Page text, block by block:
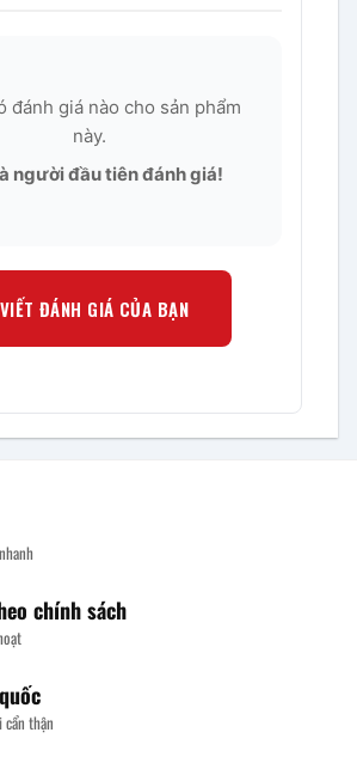
đánh giá nào cho sản phẩm
này.
người đầu tiên đánh giá!
ĐÁNH GIÁ CỦA BẠN
chính sách
thận